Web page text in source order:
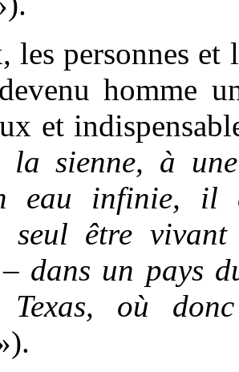
les personnes et
homme
et
la sienne, à
eau infinie, il
seul être
dans un pays
Texas, où